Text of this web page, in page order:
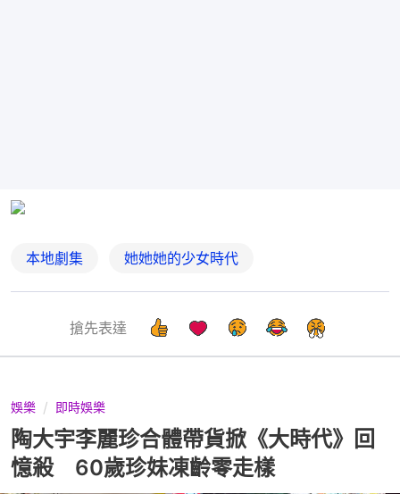
本地劇集 她她她的少女時代
搶先表達
娛樂 即時娛樂
陶大宇李麗珍合體帶貨掀《大時代》回
憶殺 60歲珍妹凍齡零走樣